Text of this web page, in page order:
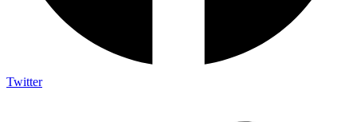
Twitter